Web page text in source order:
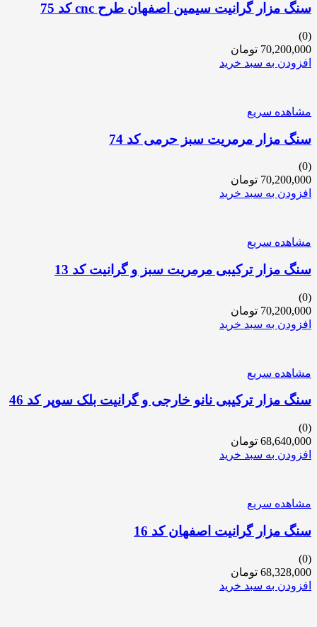
سنگ مزار گرانیت سیمین اصفهان طرح cnc کد 75
(0)
70,200,000 تومان
افزودن به سبد خرید
مشاهده سریع
سنگ مزار مرمریت سبز حرمی کد 74
(0)
70,200,000 تومان
افزودن به سبد خرید
مشاهده سریع
سنگ مزار ترکیبی مرمریت سبز و گرانیت کد 13
(0)
70,200,000 تومان
افزودن به سبد خرید
مشاهده سریع
سنگ مزار ترکیبی نانو خارجی و گرانیت بلک سوپر کد 46
(0)
68,640,000 تومان
افزودن به سبد خرید
مشاهده سریع
سنگ مزار گرانیت اصفهان کد 16
(0)
68,328,000 تومان
افزودن به سبد خرید